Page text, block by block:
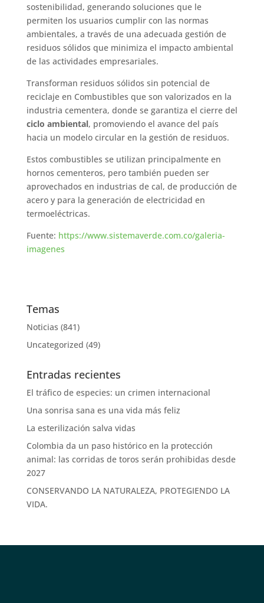
sostenibilidad, generando soluciones que le
permiten los usuarios cumplir con las normas
ambientales, a través de una adecuada gestión de
residuos sólidos que minimiza el impacto ambiental
de las actividades empresariales.
Transforman residuos sólidos sin potencial de
reciclaje en Combustibles que son valorizados en la
industria cementera, donde se garantiza el cierre del
ciclo ambiental, promoviendo el avance del país
hacia un modelo circular en la gestión de residuos.
Estos combustibles se utilizan principalmente en
hornos cementeros, pero también pueden ser
aprovechados en industrias de cal, de producción de
acero y para la generación de electricidad en
termoeléctricas.
Fuente: https://www.sistemaverde.com.co/galeria-
imagenes
Temas
Noticias (841)
Uncategorized (49)
Entradas recientes
El tráfico de especies: un crimen internacional
Una sonrisa sana es una vida más feliz
La esterilización salva vidas
Colombia da un paso histórico en la protección
animal: las corridas de toros serán prohibidas desde
2027
CONSERVANDO LA NATURALEZA, PROTEGIENDO LA
VIDA.